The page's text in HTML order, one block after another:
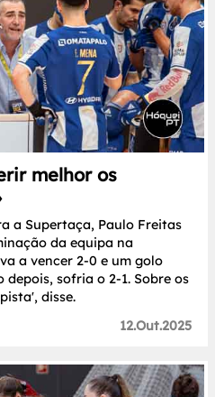
melhor os
a Supertaça, Paulo Freitas
da equipa na
a vencer 2-0 e um golo
depois, sofria o 2-1. Sobre os
disse.
12.Out.2025